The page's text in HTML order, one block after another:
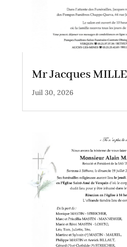
Mr Jacques MILLE
Juil 30, 2026